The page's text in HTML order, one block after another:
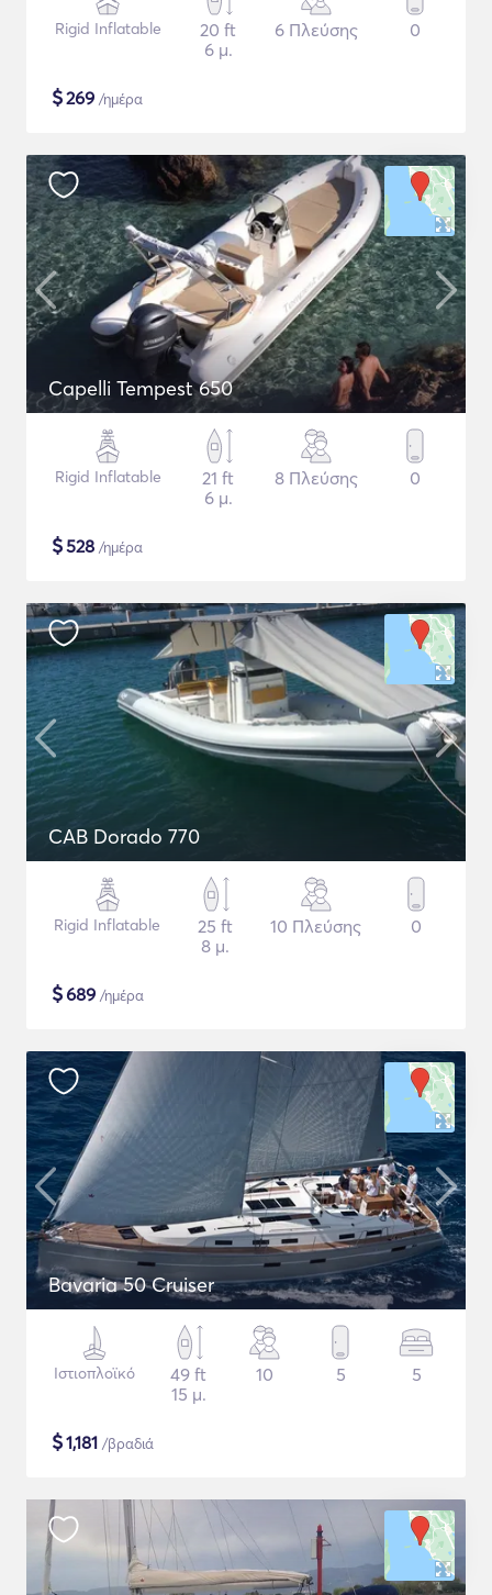
Rigid Inflatable
20 ft
6 μ.
6 Πλεύσης 0
$269 /ημέρα
Capelli Tempest 650
Rigid Inflatable
21 ft
6 μ.
8 Πλεύσης 0
$528 /ημέρα
CAB Dorado 770
Rigid Inflatable
25 ft
8 μ.
10 Πλεύσης 0
$689 /ημέρα
Bavaria 50 Cruiser
Ιστιοπλοϊκό
49 ft
15 μ.
10 5 5
$1,181 /βραδιά